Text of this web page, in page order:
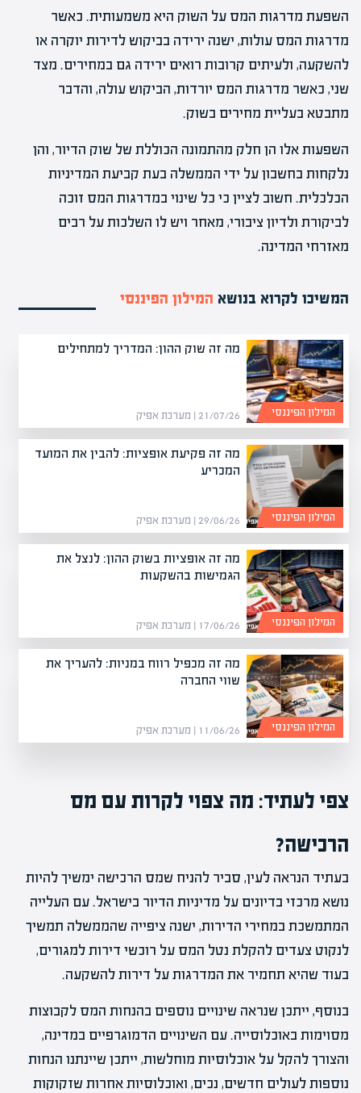
השפעת מדרגות המס על השוק היא משמעותית. כאשר
מדרגות המס עולות, ישנה ירידה בביקוש לדירות יוקרה או
להשקעה, ולעיתים קרובות רואים ירידה גם במחירים. מצד
שני, כאשר מדרגות המס יורדות, הביקוש עולה, והדבר
מתבטא בעליית מחירים בשוק.
השפעות אלו הן חלק מהתמונה הכוללת של שוק הדיור, והן
נלקחות בחשבון על ידי הממשלה בעת קביעת המדיניות
הכלכלית. חשוב לציין כי כל שינוי במדרגות המס זוכה
לביקורת ולדיון ציבורי, מאחר ויש לו השלכות על רבים
מאזרחי המדינה.
המשיכו לקרוא בנושא המילון הפיננסי
מה זה שוק ההון: המדריך למתחילים
21/07/26 | מערכת אפיק המילון הפיננסי
מה זה פקיעת אופציות: להבין את המועד
המכריע
29/06/26 | מערכת אפיק המילון הפיננסי
מה זה אופציות בשוק ההון: לנצל את
הגמישות בהשקעות
17/06/26 | מערכת אפיק המילון הפיננסי
מה זה מכפיל רווח במניות: להעריך את
שווי החברה
11/06/26 | מערכת אפיק המילון הפיננסי
צפי לעתיד: מה צפוי לקרות עם מס
הרכישה?
בעתיד הנראה לעין, סביר להניח שמס הרכישה ימשיך להיות
נושא מרכזי בדיונים על מדיניות הדיור בישראל. עם העלייה
המתמשכת במחירי הדירות, ישנה ציפייה שהממשלה תמשיך
לנקוט צעדים להקלת נטל המס על רוכשי דירות למגורים,
בעוד שהיא תחמיר את המדרגות על דירות להשקעה.
בנוסף, ייתכן שנראה שינויים נוספים בהנחות המס לקבוצות
מסוימות באוכלוסייה. עם השינויים הדמוגרפיים במדינה,
והצורך להקל על אוכלוסיות מוחלשות, ייתכן שיינתנו הנחות
נוספות לעולים חדשים, נכים, ואוכלוסיות אחרות שזקוקות